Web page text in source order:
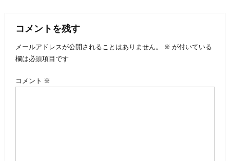
稿
ナ
ビ
ゲ
コメントを残す
メールアドレスが公開されることはありません。
※ が付いている
欄は必須項目です
コメント ※